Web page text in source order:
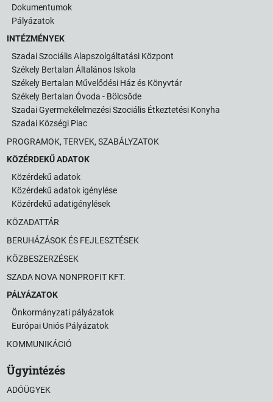
Dokumentumok
Pályázatok
INTÉZMÉNYEK
Szadai Szociális Alapszolgáltatási Központ
Székely Bertalan Általános Iskola
Székely Bertalan Művelődési Ház és Könyvtár
Székely Bertalan Óvoda - Bölcsőde
Szadai Gyermekélelmezési Szociális Étkeztetési Konyha
Szadai Községi Piac
PROGRAMOK, TERVEK, SZABÁLYZATOK
KÖZÉRDEKŰ ADATOK
Közérdekű adatok
Közérdekű adatok igénylése
Közérdekű adatigénylések
KÖZADATTÁR
BERUHÁZÁSOK ÉS FEJLESZTÉSEK
KÖZBESZERZÉSEK
SZADA NOVA NONPROFIT KFT.
PÁLYÁZATOK
Önkormányzati pályázatok
Európai Uniós Pályázatok
KOMMUNIKÁCIÓ
Ügyintézés
ADÓÜGYEK